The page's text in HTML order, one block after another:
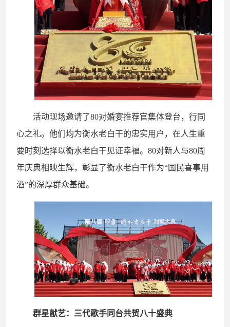
活动现场邀请了80对婚宴推荐官集体登台，行同
心之礼。他们均为衡水老白干的忠实用户，在人生重
要时刻选择以衡水老白干见证幸福。80对新人与80周
年庆典相映生辉，彰显了衡水老白干作为“国民喜事用
酒”的深厚群众基础。
群星献艺：三代歌手同台共贺八十盛典